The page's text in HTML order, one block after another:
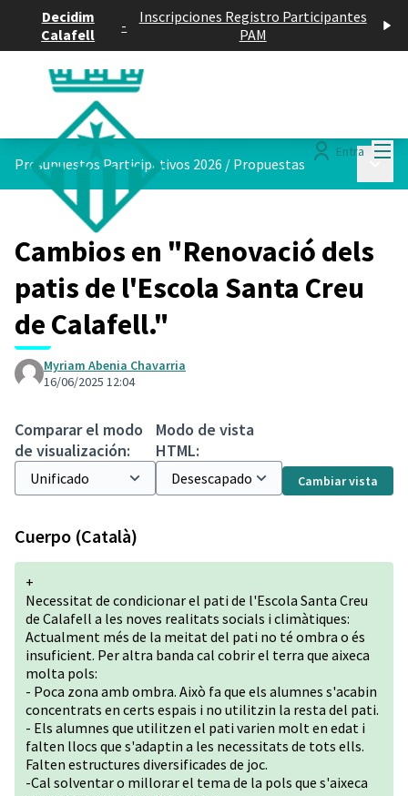
Decidim
Calafell
-
Inscripciones Registro Participantes
PAM
Entra
Presupuestos Participativos 2026 / Propuestas
Cambios en "Renovació dels
patis de l'Escola Santa Creu
de Calafell."
Myriam Abenia Chavarria
16/06/2025 12:04
Comparar el modo
de visualización:
Modo de vista
HTML:
Cambiar vista
Cuerpo (Català)
+
Necessitat de condicionar el pati de l'Escola Santa Creu
de Calafell a les noves realitats socials i climàtiques:
Actualment més de la meitat del pati no té ombra o és
insuficient. Per altra banda cal cobrir el terra que aixeca
molta pols:
- Poca zona amb ombra. Això fa que els alumnes s'acabin
concentrats en certs espais i no utilitzin la resta del pati.
- Els alumnes que utilitzen el pati varien molt en edat i
falten llocs que s'adaptin a les necessitats de tots ells.
Falten estructures diversificades de joc.
-Cal solventar o millorar el tema de la pols que s'aixeca